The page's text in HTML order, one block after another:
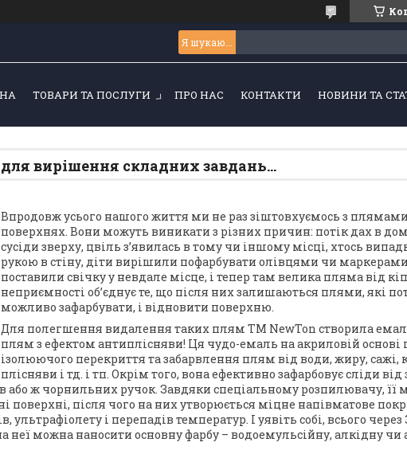
ТОВАРИ ТА ПОСЛУГИ ПРО НАС КОНТАКТИ НОВИНИ ТА
вирішення складних завдань...
Впродовж усього нашого життя ми не раз зіштовхуємось з
поверхнях. Вони можуть виникати з різних причин: потік дах в
сусіди зверху, цвіль з’явилась в тому чи іншому місці, хтось
рукою в стіну, діти вирішили пофарбувати олівцями чи маркерами
поставили свічку у невдале місце, і тепер там велика пляма від
неприємності об’єднує те, що після них залишаються плями, які
можливо зафарбувати, і відновити поверхню.
Для полегшення видалення таких плям ТМ NewTon створила
плям з ефектом антиплісняви! Ця чудо-емаль на акриловій основі
ізолюючого перекриття та забарвлення плям від води, жиру, сажі,
плісняви і тд. і тп. Окрім того, вона ефективно зафарбовує сліди від
або ж чорнильних ручок. Завдяки спеціальному розпилювачу, її
поверхні, після чого на них утворюється міцне напівматове
і перепадів температур. І уявіть собі, всього через
неї можна наносити основну фарбу – водоемульсійну, алкідну чи